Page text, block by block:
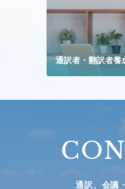
通訳者・翻訳者養
通訳、会議